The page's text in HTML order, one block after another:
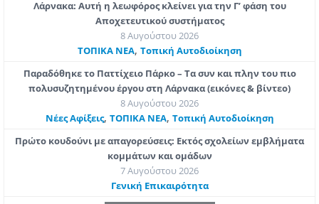
Λάρνακα: Αυτή η λεωφόρος κλείνει για την Γ’ φάση του
Αποχετευτικού συστήματος
8 Αυγούστου 2026
ΤΟΠΙΚΑ ΝΕΑ, Τοπική Αυτοδιοίκηση
Παραδόθηκε το Παττίχειο Πάρκο – Τα συν και πλην του πιο
πολυσυζητημένου έργου στη Λάρνακα (εικόνες & βίντεο)
8 Αυγούστου 2026
Νέες Αφίξεις, ΤΟΠΙΚΑ ΝΕΑ, Τοπική Αυτοδιοίκηση
Πρώτο κουδούνι με απαγορεύσεις: Εκτός σχολείων εμβλήματα
κομμάτων και ομάδων
7 Αυγούστου 2026
Γενική Επικαιρότητα